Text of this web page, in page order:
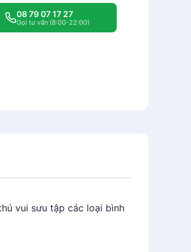
08 79 07 17 27
Gọi tư vấn (8:00-22:00)
vui sưu tập các loại bình